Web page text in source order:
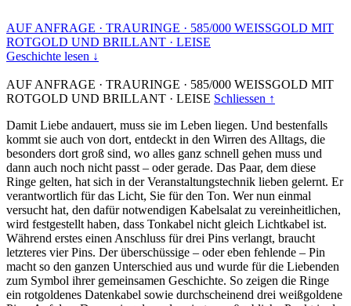
AUF ANFRAGE · TRAURINGE · 585/000 WEISSGOLD MIT
ROTGOLD UND BRILLANT · LEISE
Geschichte lesen ↓
AUF ANFRAGE · TRAURINGE · 585/000 WEISSGOLD MIT
ROTGOLD UND BRILLANT · LEISE Schliessen ↑
Damit Liebe andauert, muss sie im Leben liegen. Und bestenfalls
kommt sie auch von dort, entdeckt in den Wirren des Alltags, die
besonders dort groß sind, wo alles ganz schnell gehen muss und
dann auch noch nicht passt – oder gerade. Das Paar, dem diese
Ringe gelten, hat sich in der Veranstaltungstechnik lieben gelernt. Er
verantwortlich für das Licht, Sie für den Ton. Wer nun einmal
versucht hat, den dafür notwendigen Kabelsalat zu vereinheitlichen,
wird festgestellt haben, dass Tonkabel nicht gleich Lichtkabel ist.
Während erstes einen Anschluss für drei Pins verlangt, braucht
letzteres vier Pins. Der überschüssige – oder eben fehlende – Pin
macht so den ganzen Unterschied aus und wurde für die Liebenden
zum Symbol ihrer gemeinsamen Geschichte. So zeigen die Ringe
ein rotgoldenes Datenkabel sowie durchscheinend drei weißgoldene